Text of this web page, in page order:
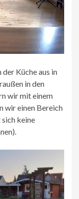
Küche aus in
in den
wir mit einem
wir einen Bereich
keine